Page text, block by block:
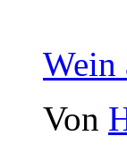
Wein
Von